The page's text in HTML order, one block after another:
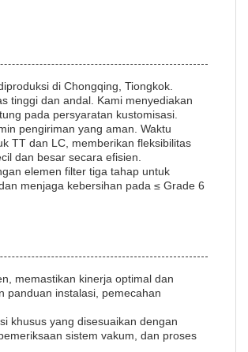
di Chongqing, Tiongkok.
tinggi dan andal. Kami menyediakan
pada persyaratan kustomisasi.
pengiriman yang aman. Waktu
TT dan LC, memberikan fleksibilitas
dan besar secara efisien.
elemen filter tiga tahap untuk
menjaga kebersihan pada ≤ Grade 6
memastikan kinerja optimal dan
panduan instalasi, pemecahan
khusus yang disesuaikan dengan
sistem vakum, dan proses